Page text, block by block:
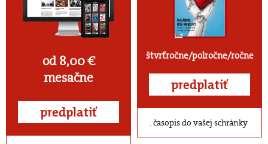
od 8,00 €
mesačne
predplatiť
štvrťročne/polročne/ročne
predplatiť
časopis do vašej schránky